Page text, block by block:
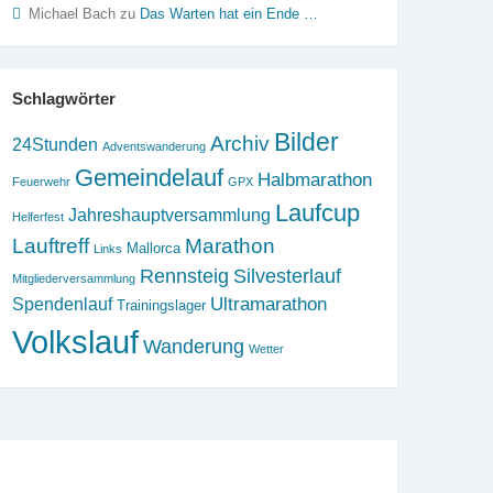
Michael Bachzu Das Warten hat ein Ende …
Schlagwörter
24Stunden Adventswanderung Archiv Bilder
Feuerwehr Gemeindelauf GPX Halbmarathon
Helferfest Jahreshauptversammlung Laufcup
Lauftreff Links Mallorca Marathon
Mitgliederversammlung Rennsteig Silvesterlauf
Spendenlauf Trainingslager Ultramarathon
Volkslauf Wanderung Wetter